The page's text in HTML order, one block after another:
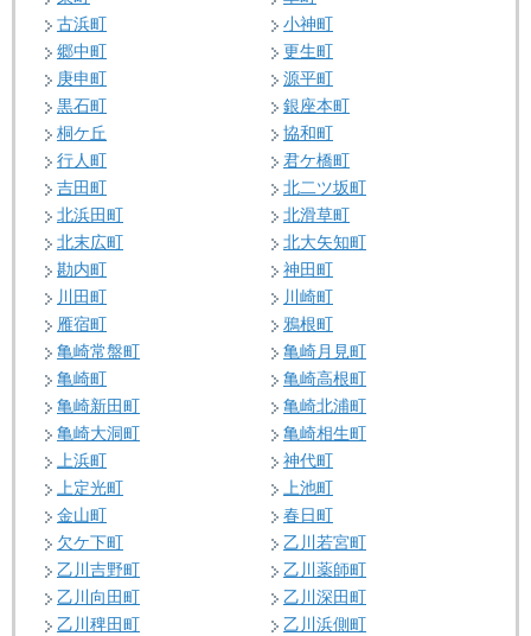
古浜町
小神町
郷中町
更生町
庚申町
源平町
黒石町
銀座本町
桐ケ丘
協和町
行人町
君ケ橋町
吉田町
北二ツ坂町
北浜田町
北滑草町
北末広町
北大矢知町
勘内町
神田町
川田町
川崎町
雁宿町
鴉根町
亀崎常盤町
亀崎月見町
亀崎町
亀崎高根町
亀崎新田町
亀崎北浦町
亀崎大洞町
亀崎相生町
上浜町
神代町
上定光町
上池町
金山町
春日町
欠ケ下町
乙川若宮町
乙川吉野町
乙川薬師町
乙川向田町
乙川深田町
乙川稗田町
乙川浜側町